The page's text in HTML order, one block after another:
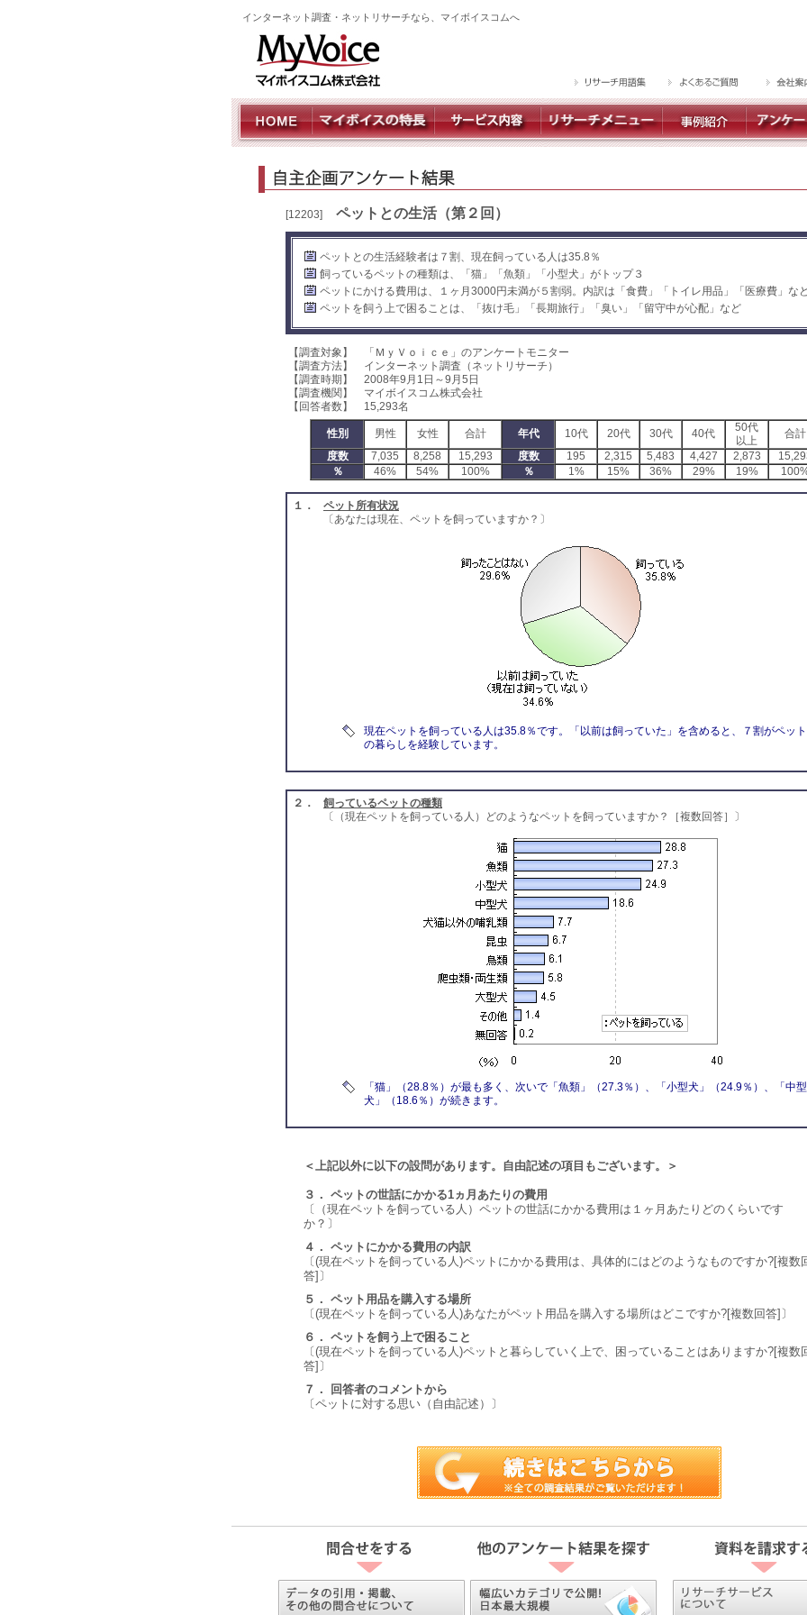
インターネット調査・ネットリサーチなら、マイボイスコムへ
[12203] ペットとの生活（第２回）
ペットとの生活経験者は７割、現在飼っている人は35.8％
飼っているペットの種類は、「猫」「魚類」「小型犬」がトップ３
ペットにかける費用は、１ヶ月3000円未満が５割弱。内訳は「食費」「トイレ用品」「医療費」な
ペットを飼う上で困ることは、「抜け毛」「長期旅行」「臭い」「留守中が心配」など
【調査対象】 「ＭｙＶｏｉｃｅ」のアンケートモニター
【調査方法】 インターネット調査（ネットリサーチ）
【調査時期】 2008年9月1日～9月5日
【調査機関】 マイボイスコム株式会社
【回答者数】 15,293名
性別 男性 女性 合計 年代 10代 20代 30代 40代
50代
以上
合計
度数
7,035 8,258 15,293 度数 195 2,315 5,483 4,427 2,873
％
46% 54% 100% ％ 1% 15% 36% 29% 19%
１．
ペット所有状況
〔あなたは現在、ペットを飼っていますか？〕
現在ペットを飼っている人は35.8％です。「以前は飼っていた」を含めると、７割がペッ
の暮らしを経験しています。
２．
飼っているペットの種類
〔（現在ペットを飼っている人）どのようなペットを飼っていますか？［複数回答］〕
「猫」（28.8％）が最も多く、次いで「魚類」（27.3％）、「小型犬」（24.9％）、「中型
犬」（18.6％）が続きます。
＜上記以外に以下の設問があります。自由記述の項目もございます。＞
３． ペットの世話にかかる1ヵ月あたりの費用
〔（現在ペットを飼っている人）ペットの世話にかかる費用は１ヶ月あたりどのくらいです
か？〕
４． ペットにかかる費用の内訳
〔(現在ペットを飼っている人)ペットにかかる費用は、具体的にはどのようなものですか?[複数
答]〕
５． ペット用品を購入する場所
〔(現在ペットを飼っている人)あなたがペット用品を購入する場所はどこですか?[複数回答]〕
６． ペットを飼う上で困ること
〔(現在ペットを飼っている人)ペットと暮らしていく上で、困っていることはありますか?[複数
答]〕
７． 回答者のコメントから
〔ペットに対する思い（自由記述）〕